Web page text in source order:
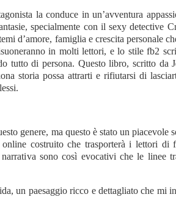
la conduce in un’avventura
specialmente con il sexy detective
d’amore, famiglia e crescita personale
in molti lettori, e lo stile fb2
tutto di persona. Questo libro, scritto da
storia possa attrarti e rifiutarsi di
genere, ma questo è stato un piacevole
costruito che trasporterà i lettori di
sono così evocativi che le linee
un paesaggio ricco e dettagliato che mi